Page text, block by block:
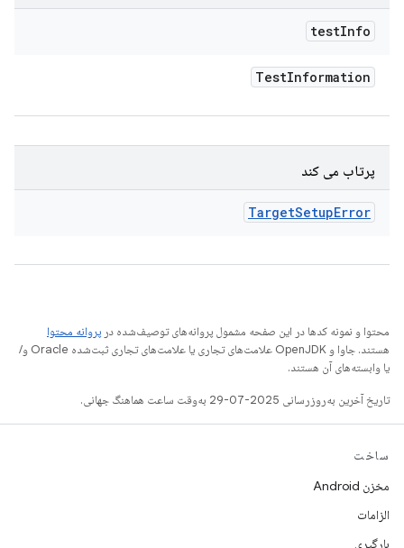
testInfo
TestInformation
پرتاب می کند
TargetSetupError
محتوا و نمونه کدها در این صفحه مشمول پروانه‌های توصیف‌شده در پروانه محتوا
هستند. جاوا و OpenJDK علامت‌های تجاری یا علامت‌های تجاری ثبت‌شده Oracle و/
یا وابسته‌های آن هستند.
تاریخ آخرین به‌روزرسانی 2025-07-29 به‌وقت ساعت هماهنگ جهانی.
ساخت
مخزن Android
الزامات
بارگیری